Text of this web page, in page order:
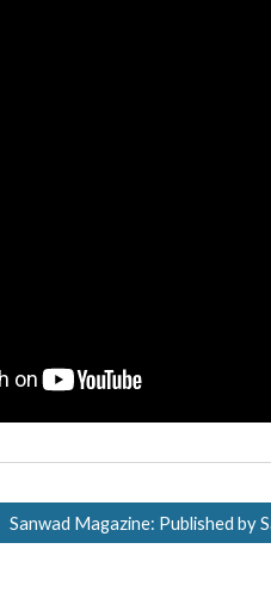
Sanwad Magazine: Published by